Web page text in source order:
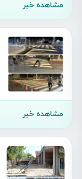
مشاهده خبر
مشاهده خبر